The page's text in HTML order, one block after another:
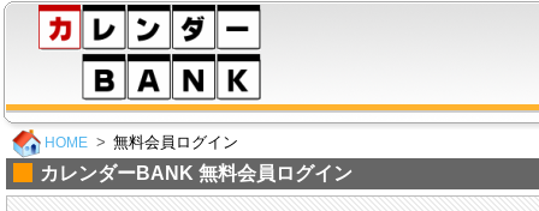
HOME 無料会員ログイン
カレンダーBANK 無料会員ログイン